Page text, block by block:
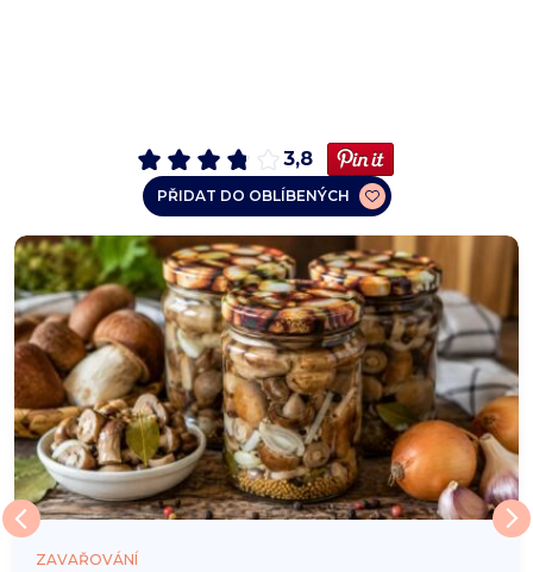
3,8
PŘIDAT DO OBLÍBENÝCH
ZAVAŘOVÁNÍ